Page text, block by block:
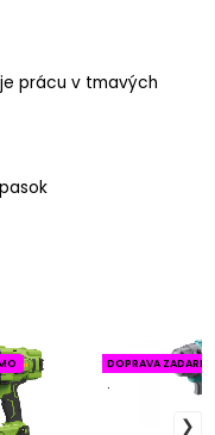
prácu v tmavých
DOPRAVA
.